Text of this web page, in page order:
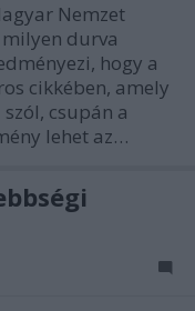
Nemzet
durva
hogy a
cikkében, amely
csupán a
lehet az…